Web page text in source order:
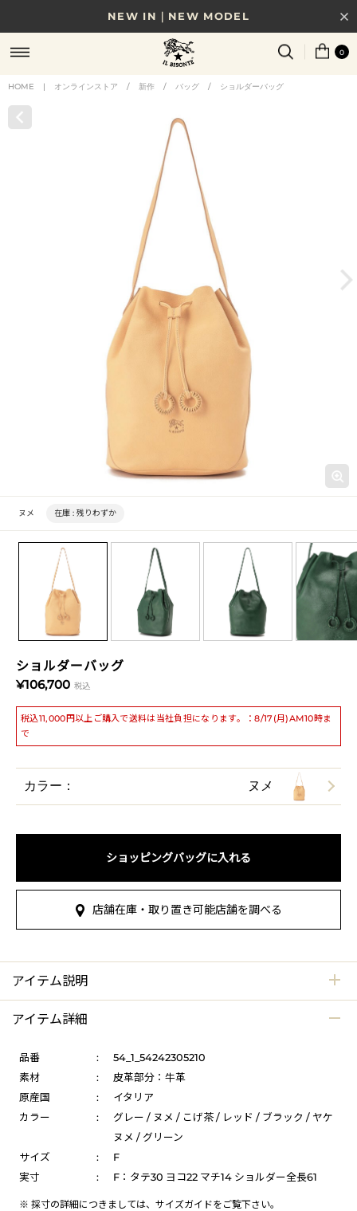
NEW IN｜NEW MODEL
8/17(月)10時まで｜税込11,000円以上で送料無料
贈る相手やシーンから選べる、新しいギフトガイド
0
HOME | オンラインストア / 新作 / バッグ / ショルダーバッグ
ショルダーバッグ
¥106,700 税込
税込11,000円以上ご購入で送料は当社負担になります。：8/17(月)AM10時ま
で
ヌメ 在庫 : 残りわずか
カラー： ヌメ
ショッピングバッグに入れる
店舗在庫・取り置き可能店舗を調べる
アイテム説明
アイテム詳細
品番 :
54_1_54242305210
素材
:
皮革部分：牛革
原産国
:
イタリア
カラー
:
グレー / ヌメ / こげ茶 / レッド / ブラック / ヤケ
ヌメ / グリーン
サイズ
:
F
実寸
: F：タテ30 ヨコ22 マチ14 ショルダー全長61
※ 採寸の詳細につきましては、 サイズガイドをご覧下さい。